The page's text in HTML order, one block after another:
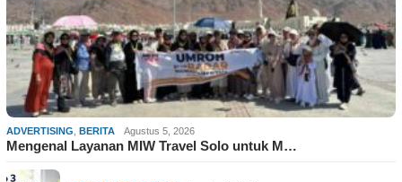
ADVERTISING, BERITA Agustus 5, 2026
Mengenal Layanan MIW Travel Solo untuk M…